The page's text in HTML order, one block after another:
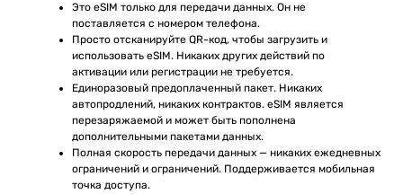
Это eSIM только для передачи данных. Он не
поставляется с номером телефона.
Просто отсканируйте QR-код, чтобы загрузить и
использовать eSIM. Никаких других действий по
активации или регистрации не требуется.
Единоразовый предоплаченный пакет. Никаких
автопродлений, никаких контрактов. eSIM является
перезаряжаемой и может быть пополнена
дополнительными пакетами данных.
Полная скорость передачи данных — никаких ежедневных
ограничений и ограничений. Поддерживается мобильная
точка доступа.